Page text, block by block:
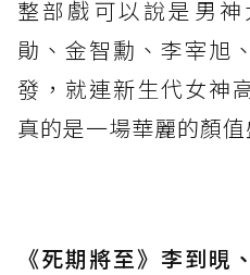
整部戲可以說是男
勛、金智勳、李宰旭
發，就連新生代女神
真的是一場華麗的顏值
《死期將至》李到晛